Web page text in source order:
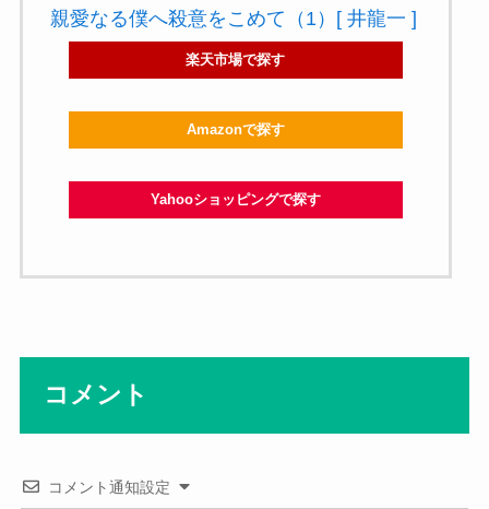
親愛なる僕へ殺意をこめて（1）[ 井龍一 ]
楽天市場で探す
Amazonで探す
Yahooショッピングで探す
コメント
コメント通知設定